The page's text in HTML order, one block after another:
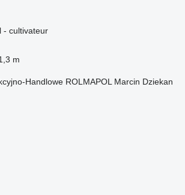
- cultivateur
m
Handlowe ROLMAPOL Marcin Dziekan